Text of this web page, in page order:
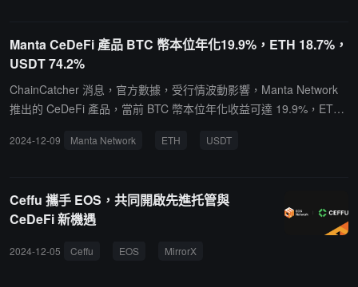
Manta CeDeFi 產品 BTC 幣本位年化19.9%，ETH 18.7%，
USDT 74.2%
ChainCatcher 消息，官方數據，受行情波動影響，Manta Network
推出的 CeDeFi 產品，當前 BTC 幣本位年化收益可達 19.9%，ETH
億美元。Manta CeDeFi 是幣本位收益產品，用戶可通過以太坊主
易策略收益。此外，用戶存入資產後，會獲得流動性憑證 mBTC、m
ETH、mUSDT，可進一步存入 Cytonic、Mind Network、Fuel 等項
2024-12-09 Manta Network ETH USDT
Ceffu 攜手 EOS，共同開啟先進托管與
CeDeFi 新機遇
2024-12-05 Ceffu EOS MirrorX